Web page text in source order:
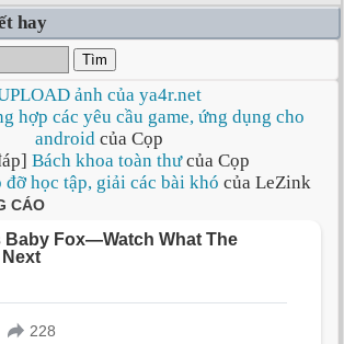
hay
Tìm
ảnh của ya4r.net
hợp các yêu cầu game, ứng dụng cho
androidcủa Cọp
Bách khoa toàn thưcủa Cọp
đỡ học tập, giải các bài khó của LeZink